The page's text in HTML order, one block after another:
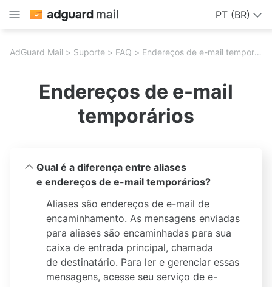
PT (BR)
AdGuard Mail Suporte FAQ Endereços de e-mail temporários
Endereços de e-mail
temporários
Qual é a diferença entre aliases
e endereços de e-mail temporários?
Aliases são endereços de e-mail de
encaminhamento. As mensagens enviadas
para aliases são encaminhadas para sua
caixa de entrada principal, chamada
de destinatário. Para ler e gerenciar essas
mensagens, acesse seu serviço de e-